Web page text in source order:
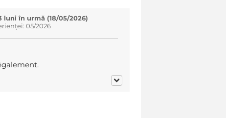
luni în urmă (18/05/2026)
05/2026